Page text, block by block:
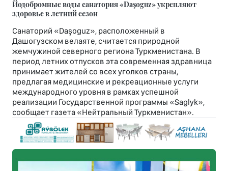
Йодобромные воды санатория «Daşoguz» укрепляют
здоровье в летний сезон
Санаторий «Daşoguz», расположенный в
Дашогузском велаяте, считается природной
жемчужиной северного региона Туркменистана. В
период летних отпусков эта современная здравница
принимает жителей со всех уголков страны,
предлагая медицинские и рекреационные услуги
международного уровня в рамках успешной
реализации Государственной программы «Saglyk»,
сообщает газета «Нейтральный Туркменистан».